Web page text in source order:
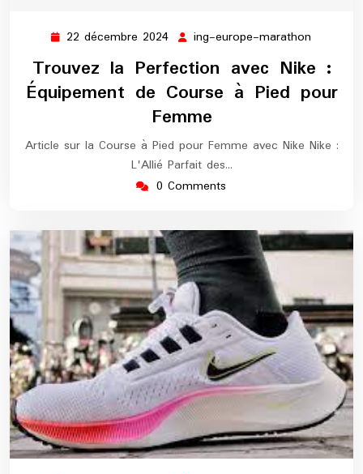
22 décembre 2024 22
décembre
2024
ing-europe-marathon
marathon
Trouvez la Perfection avec Nike :
Équipement de Course à Pied pour
Femme
Article sur la Course à Pied pour Femme avec Nike Nike :
L'Allié Parfait des…
0 Comments